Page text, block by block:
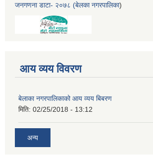
जनगणना डाटा- २०७८ (बेलका नगरपालिका)
आय व्यय विवरण
बेलाका नगरपालिकाको आय व्यय बिबरण
मिति: 02/25/2018 - 13:12
अन्य